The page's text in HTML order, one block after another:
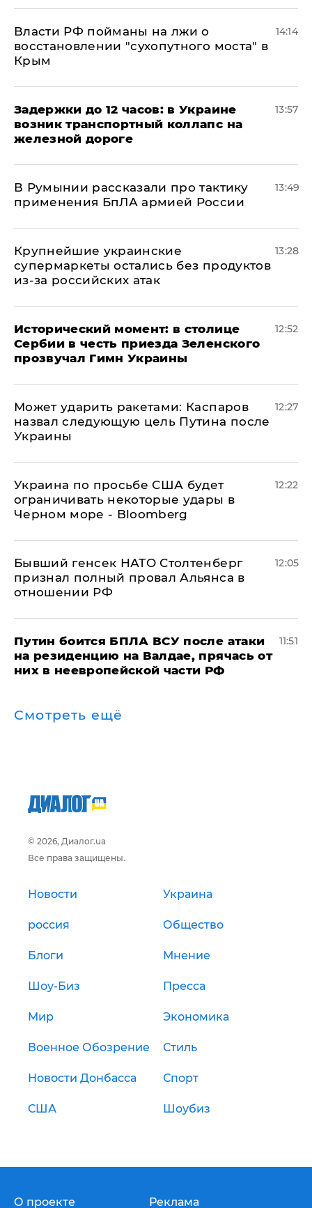
Власти РФ пойманы на лжи о
восстановлении "сухопутного моста" в
Крым
14:14
Задержки до 12 часов: в Украине
возник транспортный коллапс на
железной дороге
13:57
В Румынии рассказали про тактику
применения БпЛА армией России
13:49
Крупнейшие украинские
супермаркеты остались без продуктов
из-за российских атак
13:28
Исторический момент: в столице
Сербии в честь приезда Зеленского
прозвучал Гимн Украины
12:52
Может ударить ракетами: Каспаров
назвал следующую цель Путина после
Украины
12:27
Украина по просьбе США будет
ограничивать некоторые удары в
Черном море - Bloomberg
12:22
Бывший генсек НАТО Столтенберг
признал полный провал Альянса в
отношении РФ
12:05
Путин боится БПЛА ВСУ после атаки
на резиденцию на Валдае, прячась от
них в неевропейской части РФ
11:51
Смотреть ещё
© 2026, Диалог.ua
Все права защищены.
Новости Украина
россия Общество
Блоги Мнение
Шоу-Биз Пресса
Мир Экономика
Военное Обозрение Стиль
Новости Донбасса Спорт
США Шоубиз
О проекте Реклама